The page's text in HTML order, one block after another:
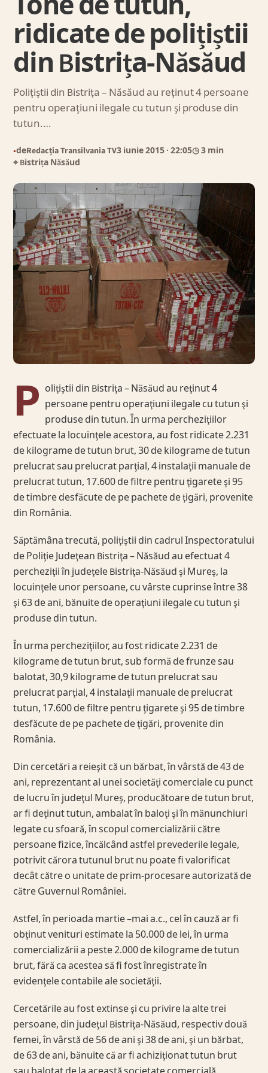
ridicate de polițiștii
din Bistrița-Năsăud
Poliţiştii din Bistriţa – Năsăud au reţinut 4 persoane
pentru operaţiuni ilegale cu tutun şi produse din
tutun.…
●deRedacția Transilvania TV3 iunie 2015 · 22:05◷ 3 min
⌖ Bistrița Năsăud
P oliţiştii din Bistriţa – Năsăud au reţinut 4
persoane pentru operaţiuni ilegale cu tutun şi
produse din tutun. În urma percheziţiilor
efectuate la locuinţele acestora, au fost ridicate 2.231
de kilograme de tutun brut, 30 de kilograme de tutun
prelucrat sau prelucrat parţial, 4 instalaţii manuale de
prelucrat tutun, 17.600 de filtre pentru ţigarete şi 95
de timbre desfăcute de pe pachete de ţigări, provenite
din România.
Săptămâna trecută, poliţiştii din cadrul Inspectoratului
de Poliţie Judeţean Bistriţa – Năsăud au efectuat 4
percheziţii în judeţele Bistriţa-Năsăud şi Mureş, la
locuinţele unor persoane, cu vârste cuprinse între 38
şi 63 de ani, bănuite de operaţiuni ilegale cu tutun şi
produse din tutun.
În urma percheziţiilor, au fost ridicate 2.231 de
kilograme de tutun brut, sub formă de frunze sau
balotat, 30,9 kilograme de tutun prelucrat sau
prelucrat parţial, 4 instalaţii manuale de prelucrat
tutun, 17.600 de filtre pentru ţigarete şi 95 de timbre
desfăcute de pe pachete de ţigări, provenite din
România.
Din cercetări a reieşit că un bărbat, în vârstă de 43 de
ani, reprezentant al unei societăţi comerciale cu punct
de lucru în judeţul Mureş, producătoare de tutun brut,
ar fi deţinut tutun, ambalat în baloţi şi în mănunchiuri
legate cu sfoară, în scopul comercializării către
persoane fizice, încălcând astfel prevederile legale,
potrivit cărora tutunul brut nu poate fi valorificat
decât către o unitate de prim-procesare autorizată de
către Guvernul României.
Astfel, în perioada martie –mai a.c., cel în cauză ar fi
obţinut venituri estimate la 50.000 de lei, în urma
comercializării a peste 2.000 de kilograme de tutun
brut, fără ca acestea să fi fost înregistrate în
evidenţele contabile ale societăţii.
Cercetările au fost extinse şi cu privire la alte trei
persoane, din judeţul Bistriţa-Năsăud, respectiv două
femei, în vârstă de 56 de ani şi 38 de ani, şi un bărbat,
de 63 de ani, bănuite că ar fi achiziţionat tutun brut